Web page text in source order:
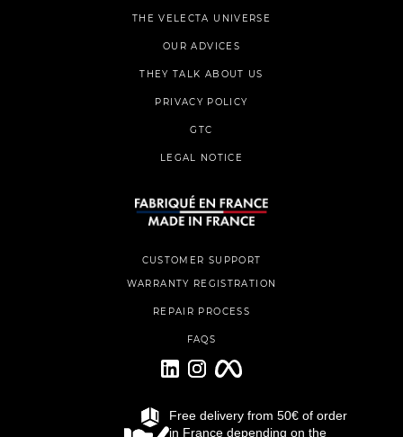
Free delivery from 50€ of order
in France depending on the
THE VELECTA UNIVERSE
OUR ADVICES
THEY TALK ABOUT US
PRIVACY POLICY
GTC
LEGAL NOTICE
CUSTOMER SUPPORT
WARRANTY REGISTRATION
REPAIR PROCESS
FAQS
VELECTA©2026